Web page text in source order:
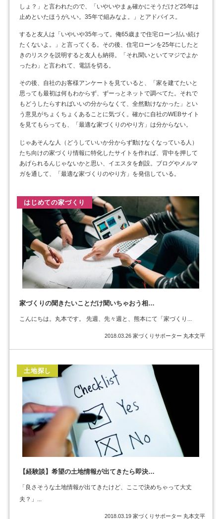
しょ？」と言われたので、「いやいやまぁ確かにそうだけど25年は
止めといたほうがいい。35年で組みなよ。」とアドバイス。
すると友人は「いやいや35年って。俺65歳まで住宅ローン払い続け
たくないよ。」と言ってくる。その後、住宅ローンを25年にしたと
きのリスクを説明すると友人も納得。「それ聞いといてマジでよか
ったわ」と言われて、電話を切る。
その後、自社のお客様アンケートを見ていると、「家を建てたいと
思っても最初は何もわからず、ずーっとネットで調べてた。それで
もどうしたらすればいいの分からなくて、全然動けなかった」とい
う意見がちょくちょくあることに気づく。確かに自社のWEBサイト
を見てもらっても、「最適な家づくりのやり方」は分からない。
じゃあそんな人（どうしていいか分からず動けなくなっている人）
たち向けの家づくり情報に特化したサイトを作れば、背中を押して
あげられるんじゃないかと思い、イエスタを創設。ブログやメルマ
ガを通して、「最適な家づくりのやり方」を発信している。
はじめての家づくり
家づくりの聞きたいことだけ聞いちゃおう相…
こんにちは。丸本です。 先週、先々週と、熊本にて「家づくり...
2018.03.26 家づくりサポーター 丸本文平
土地探し
【経験談】希望の土地情報が出てきたら即決…
「良さそうな土地情報が出てきたけど、ここで決めちゃって大丈
夫？」...
2018.03.19 家づくりサポーター 丸本文平